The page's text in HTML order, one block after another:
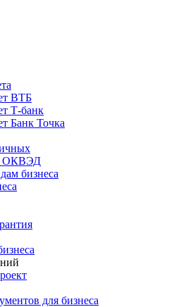
ВТБ
Т-банк
Банк Точка
ОКВЭД
бизнеса
для бизнеса